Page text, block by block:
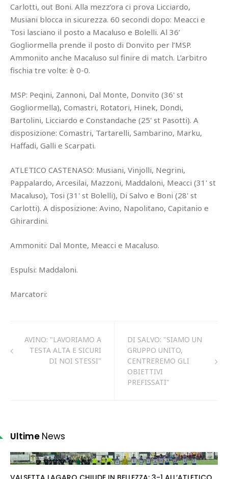
Carlotti, out Boni. Alla mezz’ora ci prova Licciardo,
Musiani blocca in sicurezza. 60 secondi dopo: Meacci e
Tosi lasciano il posto a Macaluso e Bolelli. Al 36’
Gogliormella prende il posto di Donvito per l’MSP.
Ammonito anche Macaluso sul finire di match. L’arbitro
fischia tre volte: è 0-0.
MSP: Peqini, Zannoni, Dal Monte, Donvito (36' st
Gogliormella), Comastri, Rotatori, Hinek, Dondi,
Bartolini, Licciardo e Constandache (25' st Pasotti). A
disposizione: Comastri, Tartarelli, Sambarino, Marku,
Haffadi, Galli e Scarpati.
ATLETICO CASTENASO: Musiani, Vinjolli, Negrini,
Pappalardo, Arcesilai, Mazzoni, Maddaloni, Meacci (31' st
Macaluso), Tosi (31' st Bolelli), Di Salvo e Boni (28' st
Carlotti). A disposizione: Avino, Napolitano, Capitanio e
Ghirardini.
Ammoniti: Dal Monte, Meacci e Macaluso.
Espulsi: Maddaloni.
Marcatori:
AVINO: "LAVORIAMO A
TESTA ALTA E SICURI
DI NOI STESSI"
DI SALVO: "SIAMO UN
GRUPPO UNITO,
CENTREREMO GLI
OBIETTIVI
PREFISSATI"
Ultime News